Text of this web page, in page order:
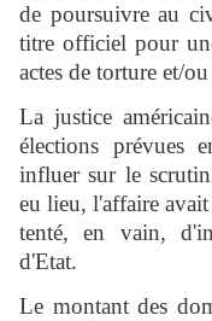
de poursuivre au
titre officiel pour
actes de torture et/
La justice
élections prévues
influer sur le
eu lieu, l'affaire
tenté, en vain,
d'Etat.
Le montant des